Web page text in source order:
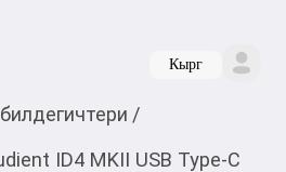
Кырг
/
ID4 MKII USB Type-C